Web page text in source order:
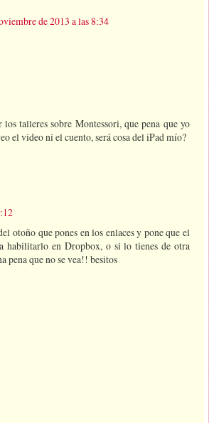
de 2013 a las 8:34
talleres sobre Montessori, que pena que yo
el video ni el cuento, será cosa del iPad mío?
otoño que pones en los enlaces y pone que el
habilitarlo en Dropbox, o si lo tienes de otra
pena que no se vea!! besitos